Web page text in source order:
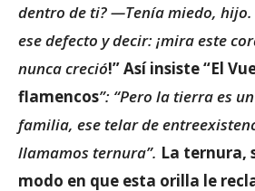
dentro de ti? —Tenía miedo,
ese defecto y decir: ¡mira este
nunca creció!” Así insiste “El
flamencos”: “Pero la tierra es
familia, ese telar de
llamamos ternura”. La ternura,
modo en que esta orilla le